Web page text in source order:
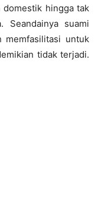
domestik hingga tak
Seandainya suami
memfasilitasi untuk
tidak terjadi.